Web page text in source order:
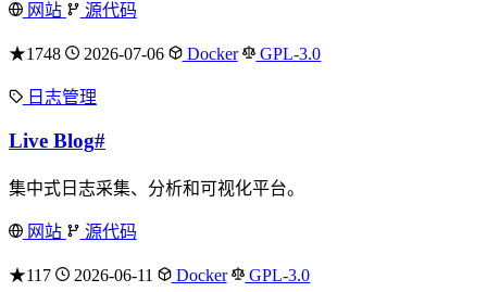
网站 源代码
★1748 2026-07-06 Docker GPL-3.0
日志管理
Live Blog#
集中式日志采集、分析和可视化平台。
网站 源代码
★117 2026-06-11 Docker GPL-3.0